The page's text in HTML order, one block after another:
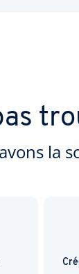
la